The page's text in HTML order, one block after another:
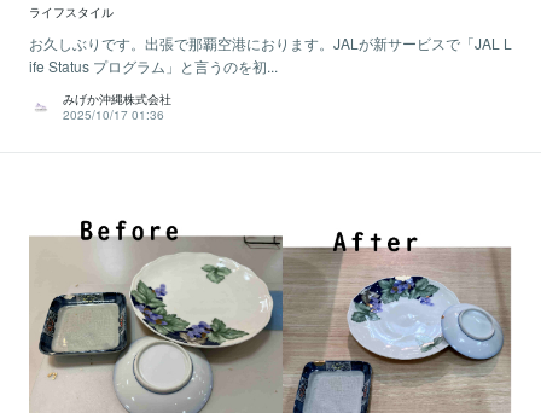
ライフスタイル
お久しぶりです。出張で那覇空港におります。JALが新サービスで「JAL L
ife Status プログラム」と言うのを初...
みげか沖縄株式会社
2025/10/17 01:36